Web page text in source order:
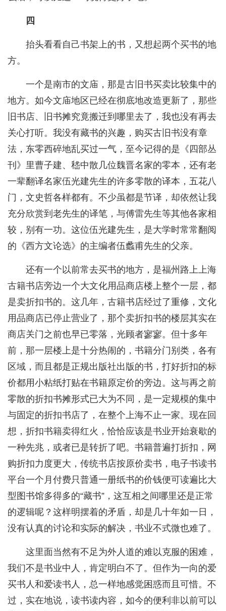
四
抬头看看自己书架上的书，又想起两个买书的地
方。
一个是南市的文庙，那是古旧书买卖比较集中的
地方。如今文庙地区已经在彻底地改造更新了，那些
旧书店、旧书摊究竟搬迁到哪里去了，我也没有再去
关心打听。我没有藏书的兴趣，购买古旧书没有章
法，东零西碎地乱买过一气，至今记得的是《四部丛
刊》里曹子建、嵇中散几位魏晋名家的零本，还有老
一辈翻译名家伍光建先生的许多零散的译本，五花八
门，文史哲各样都有。不少虽都是节译，却依然让我
充分欣赏到老先生的译笔，与傅雷先生等其他各家相
较，别有一功。这位伍光建先生，是大学时常常翻阅
的《西方文论选》的主编者伍蠡甫先生的父亲。
还有一个以前常去买书的地方，是福州路上上海
古籍书店旁边一个大文化用品商店楼上整个一层，都
是卖折扣书的。这几年，古籍书店经过了重修，文化
用品商店已停止营业了，那个卖折扣书的楼层其实在
商店关门之前也早已零落，光顾者寥寥。但十多年
前，那一层楼上是十分热闹的，书籍分门别类，各有
区域，而且都是正规出版社出版的书，打好折扣的标
价都用小粘纸打贴在书籍原定价的旁边。这与再之前
零散的折扣书摊形式已大为不同，是一定规模的集中
与固定的折扣书店了，在整个上海不止一家。现在回
想，折扣书籍卖得红火，恰恰应该是书业开始衰歇的
一种先兆，或者已是转折了吧。书籍普遍打折扣，网
购折扣力度更大，传统书店按原价卖书，电子书读书
平台一个月付费只普通一册纸书的价钱便可读遍比大
型图书馆多得多的“藏书”，这互相之间哪里还是正常
的逻辑呢？这样明摆着的矛盾，却是几十年如一日，
没有认真的讨论和实际的解决，书业不式微也难了。
这里面当然有不足为外人道的难以克服的困难，
我们不是书业中人，肯定明白不了。但作为一向的爱
买书人和爱读书人，总一样地感觉困惑而且可惜。不
过，实在地说，读书读内容，如今的便利非以前可以